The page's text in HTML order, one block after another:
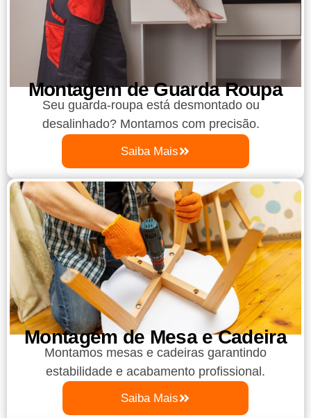
Montagem de Guarda Roupa​
Seu guarda-roupa está desmontado ou
desalinhado? Montamos com precisão.
Saiba Mais
Montagem de Mesa e Cadeira
Montamos mesas e cadeiras garantindo
estabilidade e acabamento profissional.
Saiba Mais